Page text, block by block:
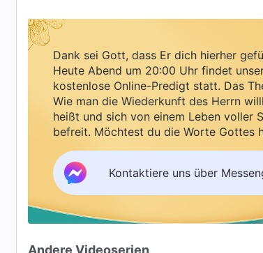
Dank sei Gott, dass Er dich hierher
Heute Abend um 20:00 Uhr findet
kostenlose Online-Predigt statt. Das
Wie man die Wiederkunft des Herrn
heißt und sich von einem Leben voller
befreit. Möchtest du die Worte Gottes
Segen empfangen?
Kontaktiere uns über
Andere Videoserien